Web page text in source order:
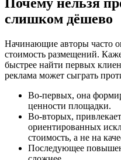
Почему нельзя
слишком дёшево
Начинающие авторы часто
стоимость размещений.
быстрее найти первых
реклама может сыграть
Во-первых, она
ценности площадки.
Во-вторых,
ориентированных
стоимость, а не на
Последующее